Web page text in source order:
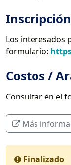
Inscripción
Los interesados
formulario:
Costos /
Consultar en el
Más
Finalizado